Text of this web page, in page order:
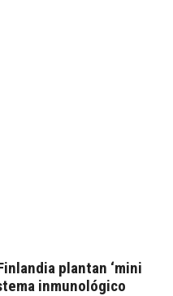
plantan ‘mini
inmunológico